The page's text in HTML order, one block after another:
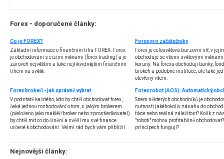
Forex - doporučené články:
Co je FOREX?
Základní informace o finančním trhu FOREX. Forex
je obchodování s cizími měnami (forex trading) a je
zároveň největším a také nejlikvidnějším finančním
trhem na světě.
Forex pro začátečníky
Forex je celosvětová burzovní síť, v
obchoduje se všemi světovými
koruny. Na forexu obchodují banky,
brokeři a podobné instituce, ale také
otevřený všem.
Forex brokeři - jak správně vybrat
V podstatě každého, kdo by chtěl obchodovat forex,
čeká jednou rozhodování o tom, s jakým brokerem
(přeloženo jako makléř/broker nebo zprostředkovatel)
by chtěl mít co do činění a svěřil mu své finance
určené k obchodování. Velmi rád bych vám přiblížil
několik příkladů nejznámějších z nich.
Snem některých obchodníků je
nutnosti jakéhokoliv zásahu do
fikce nebo reálná záležitost? Kolik z
"roboti" mohou profitabilně
principech fungují?
Nejnovější články: